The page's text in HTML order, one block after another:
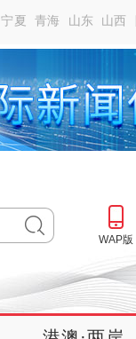
宁夏 青海 山东 山西
WAP版